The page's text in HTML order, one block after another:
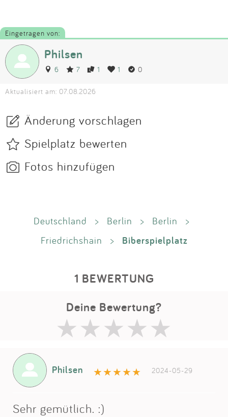
Eingetragen von:
Philsen
6 7 1 1 0
Aktualisiert am: 07.08.2026
Änderung vorschlagen
Spielplatz bewerten
Fotos hinzufügen
Deutschland > Berlin > Berlin
>
Friedrichshain
> Biberspielplatz
1 BEWERTUNG
Deine Bewertung?
Philsen 2024-05-29
Sehr gemütlich. :)